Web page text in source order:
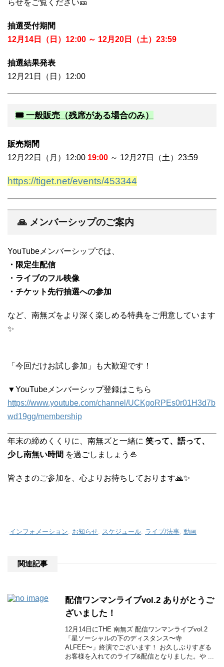
らせをご覧ください🎫
抽選受付期間
12月14日（日）12:00 ～ 12月20日（土）23:59
抽選結果発表
12月21日（日）12:00
🎟 一般販売（残席がある場合のみ）
販売期間
12月22日（月） 12:00 19:00 ～ 12月27日（土）23:59
https://tiget.net/events/453344
🙏 メンバーシップのご案内
YouTubeメンバーシップでは、
・限定生配信
・ライブのフル映像
・チケット先行抽選への参加
など、南無ズをより深く楽しめる特典をご用意しています
✨
「今回だけお試し参加」も大歓迎です！
▼YouTubeメンバーシップ登録はこちら
https://www.youtube.com/channel/UCKgoRPEs0r01H3d7b
wd19gg/membership
年末の締めくくりに、南無ズと一緒に 笑って、語って、
少し南無い時間 を過ごしましょう🎍
皆さまのご参加を、心よりお待ちしております🙏✨
-インフォメーション, お知らせ, スケジュール, ライブ/法事, 動画
関連記事
配信ワンマンライブvol.2 ありがとうご
ざいました！
12月14日にTHE 南無ズ 配信ワンマンライブvol.2
「星ソーシャルの下のディスタンス〜寺
ALFEE〜」終演でございます！ お久しぶりすぎる
お客様を入れてのライブ&配信となりました。や ...